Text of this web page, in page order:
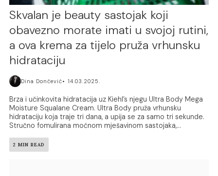
Skvalan je beauty sastojak koji
obavezno morate imati u svojoj rutini,
a ova krema za tijelo pruža vrhunsku
hidrataciju
Dina Dončević 14.03.2025.
Brza i učinkovita hidratacija uz Kiehl’s njegu Ultra Body Mega
Moisture Squalane Cream. Ultra Body pruža vrhunsku
hidrataciju koja traje tri dana, a upija se za samo tri sekunde.
Stručno fomulirana moćnom mješavinom sastojaka,...
2 MIN READ